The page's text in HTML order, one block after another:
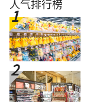
人气排行榜